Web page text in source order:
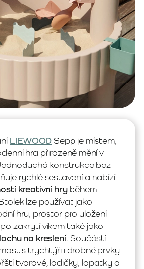
LIEWOODSepp je místem,
hra přirozeně mění v
konstrukce bez
rychlé sestavení a nabízí
kreativní hry během
lze používat jako
hru, prostor pro uložení
zakrytí víkem také jako
na kreslení. Součástí
s trychtýři i drobné prvky
tvorové, lodičky, lopatky a